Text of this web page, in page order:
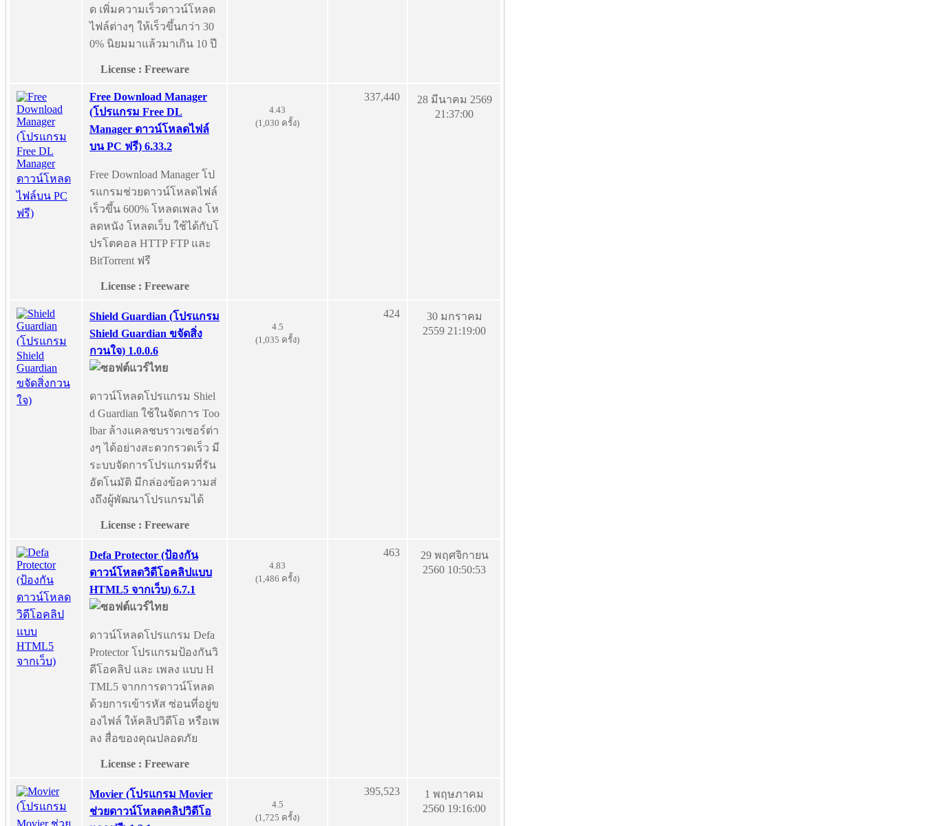
ด เพิ่มความเร็วดาวน์โหลด
ไฟล์ต่างๆ ให้เร็วขึ้นกว่า 30
0% นิยมมาแล้วมาเกิน 10 ปี
License : Freeware
Free Download Manager
(โปรแกรม Free DL
Manager ดาวน์โหลดไฟล์
บน PC ฟรี) 6.33.2
Free Download Manager โป
รแกรมช่วยดาวน์โหลดไฟล์
เร็วขึ้น 600% โหลดเพลง โห
ลดหนัง โหลดเว็บ ใช้ได้กับโ
ปรโตคอล HTTP FTP และ
BitTorrent ฟรี
License : Freeware
4.43
(1,030 ครั้ง)
337,440
28 มีนาคม 2569
21:37:00
Shield Guardian (โปรแกรม
Shield Guardian ขจัดสิ่ง
กวนใจ) 1.0.0.6
ดาวน์โหลดโปรแกรม Shiel
d Guardian ใช้ในจัดการ Too
lbar ล้างแคลชบราวเซอร์ต่า
งๆ ได้อย่างสะดวกรวดเร็ว มี
ระบบจัดการโปรแกรมที่รัน
อัตโนมัติ มีกล่องข้อความส่
งถึงผู้พัฒนาโปรแกรมได้
License : Freeware
4.5
(1,035 ครั้ง)
424
30 มกราคม
2559 21:19:00
Defa Protector (ป้องกัน
ดาวน์โหลดวิดีโอคลิปแบบ
HTML5 จากเว็บ) 6.7.1
ดาวน์โหลดโปรแกรม Defa
Protector โปรแกรมป้องกันวิ
ดีโอคลิป และ เพลง แบบ H
TML5 จากการดาวน์โหลด
ด้วยการเข้ารหัส ซ่อนที่อยู่ข
องไฟล์ ให้คลิปวิดีโอ หรือเพ
ลง สื่อของคุณปลอดภัย
License : Freeware
4.83
(1,486 ครั้ง)
463
29 พฤศจิกายน
2560 10:50:53
Movier (โปรแกรม Movier
ช่วยดาวน์โหลดคลิปวิดีโอ
4.5
(1,725 ครั้ง)
395,523
1 พฤษภาคม
2560 19:16:00